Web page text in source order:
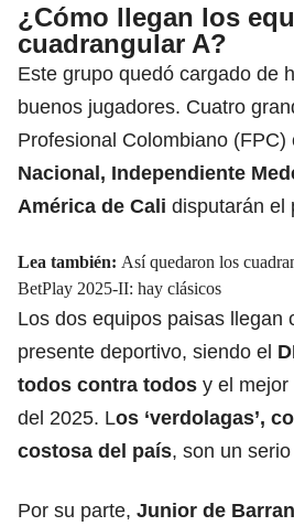
¿Cómo llegan los
cuadrangular A?
Este grupo quedó cargado de
buenos jugadores. Cuatro
Profesional Colombiano (FPC)
Nacional, Independiente
América de Cali disputarán el
Lea también: Así quedaron los
BetPlay 2025-II: hay clásicos
Los dos equipos paisas llegan
presente deportivo, siendo el
todos contra todos y el mejor
del 2025. Los ‘verdolagas’,
costosa del país, son un
Por su parte, Junior de